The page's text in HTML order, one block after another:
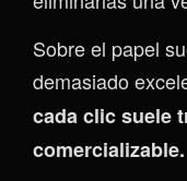
Sobre el papel
demasiado
cada clic suele
comercializable.